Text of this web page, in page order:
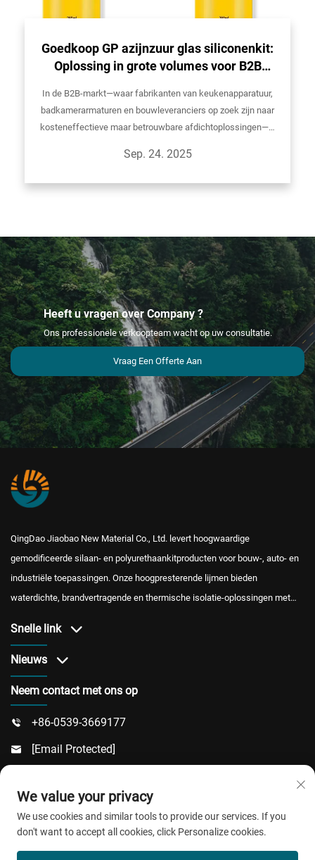
Goedkoop GP azijnzuur glas siliconenkit:
Oplossing in grote volumes voor B2B
keukens
In de B2B-markt—waar fabrikanten van keukenapparatuur,
badkamerarmaturen en bouwleveranciers op zoek zijn naar
kosteneffectieve maar betrouwbare afdichtoplossingen—is
duurzaamheid in balans brengt, cruciaal...
Sep. 24. 2025
Heeft u vragen over Company ?
Ons professionele verkoopteam wacht op uw consultatie.
Vraag Een Offerte Aan
QingDao Jiaobao New Material Co., Ltd. levert hoogwaardige
gemodificeerde silaan- en polyurethaankitproducten voor bouw-, auto- en
industriële toepassingen. Onze hoogpresterende lijmen bieden
waterdichte, brandvertragende en thermische isolatie-oplossingen met
Snelle link
Nieuws
Neem contact met ons op
 +86-0539-3669177
 [email Protected]
Linqu County, Weifang City, Shandong Province
Copyright © 2026 QingDao Jiaobao New Material Co.,Ltd.
We value your privacy
We use cookies and similar tools to provide our services. If you
don't want to accept all cookies, click Personalize cookies.